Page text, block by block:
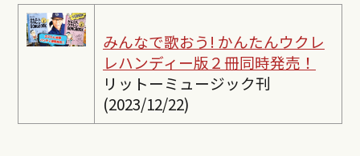
みんなで歌おう! かんたんウクレ
レハンディー版２冊同時発売！
リットーミュージック刊
(2023/12/22)